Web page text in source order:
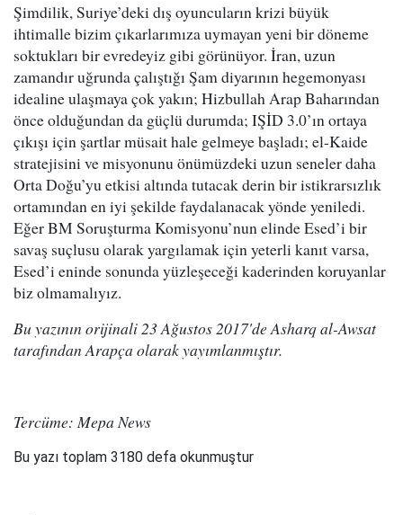
Şimdilik, Suriye’deki dış oyuncuların krizi büyük
ihtimalle bizim çıkarlarımıza uymayan yeni bir döneme
soktukları bir evredeyiz gibi görünüyor. İran, uzun
zamandır uğrunda çalıştığı Şam diyarının hegemonyası
idealine ulaşmaya çok yakın; Hizbullah Arap Baharından
önce olduğundan da güçlü durumda; IŞİD 3.0’ın ortaya
çıkışı için şartlar müsait hale gelmeye başladı; el-Kaide
stratejisini ve misyonunu önümüzdeki uzun seneler daha
Orta Doğu’yu etkisi altında tutacak derin bir istikrarsızlık
ortamından en iyi şekilde faydalanacak yönde yeniledi.
Eğer BM Soruşturma Komisyonu’nun elinde Esed’i bir
savaş suçlusu olarak yargılamak için yeterli kanıt varsa,
Esed’i eninde sonunda yüzleşeceği kaderinden koruyanlar
biz olmamalıyız.
Bu yazının orijinali 23 Ağustos 2017'de Asharq al-Awsat
tarafından Arapça olarak yayımlanmıştır.
Tercüme: Mepa News
Bu yazı toplam 3180 defa okunmuştur